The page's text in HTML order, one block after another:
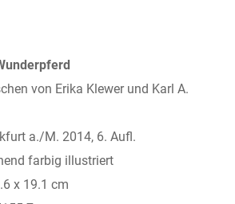
von Erika Klewer und Karl A.
a./M. 2014, 6. Aufl.
farbig illustriert
x 19.1 cm